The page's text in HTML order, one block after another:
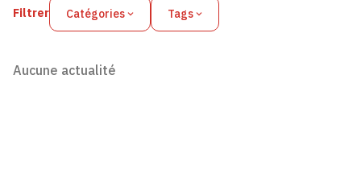
Filtrer Catégories Tags
Aucune actualité